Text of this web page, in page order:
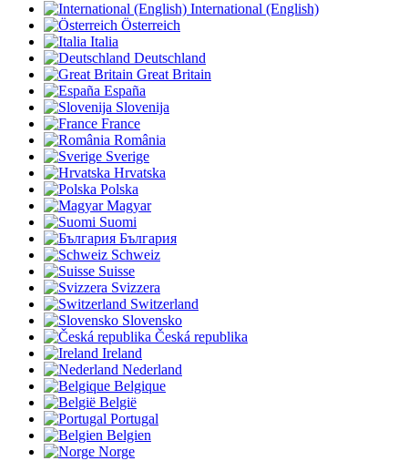
International (English)
Österreich
Italia
Deutschland
Great Britain
España
Slovenija
France
România
Sverige
Hrvatska
Polska
Magyar
Suomi
България
Schweiz
Suisse
Svizzera
Switzerland
Slovensko
Česká republika
Ireland
Nederland
Belgique
België
Portugal
Belgien
Norge